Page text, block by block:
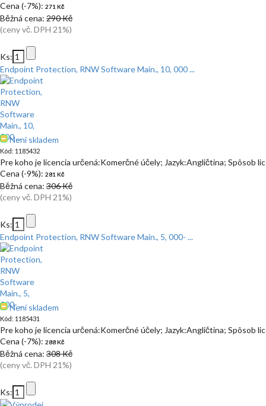
Cena (-7%): 271 Kč
Běžná cena: 290 Kč
(ceny vč. DPH 21%)
Ks:
Endpoint Protection, RNW Software Main., 10, 000 ...
Není skladem
Kód: 1185432
Pre koho je licencia určená:Komerčné účely; Jazyk:Angličtina; Spôsob
Cena (-9%): 281 Kč
Běžná cena: 306 Kč
(ceny vč. DPH 21%)
Ks:
Endpoint Protection, RNW Software Main., 5, 000- ...
Není skladem
Kód: 1185431
Pre koho je licencia určená:Komerčné účely; Jazyk:Angličtina; Spôsob
Cena (-7%): 288 Kč
Běžná cena: 308 Kč
(ceny vč. DPH 21%)
Ks: